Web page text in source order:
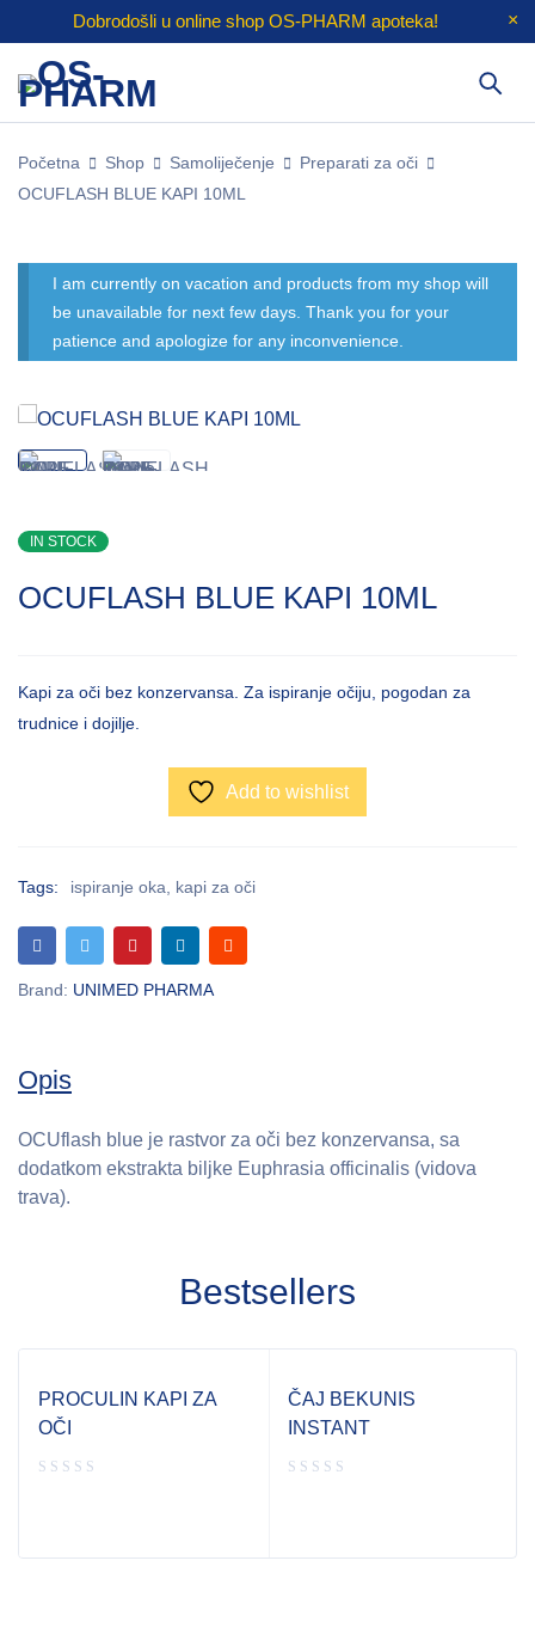
Dobrodošli u online shop OS-PHARM apoteka!
Početna Shop Samoliječenje
Preparati za oči
OCUFLASH BLUE KAPI 10ML
I am currently on vacation and products from my shop will
be unavailable for next few days. Thank you for your
patience and apologize for any inconvenience.
IN STOCK
OCUFLASH BLUE KAPI 10ML
Kapi za oči bez konzervansa. Za ispiranje očiju, pogodan za
trudnice i dojilje.
Add to wishlist
Tags: ispiranje oka, kapi za oči
Brand: UNIMED PHARMA
Opis
OCUflash blue je rastvor za oči bez konzervansa, sa
dodatkom ekstrakta biljke Euphrasia officinalis (vidova
trava).
Bestsellers
PROCULIN KAPI ZA
OČI
ČAJ BEKUNIS
INSTANT